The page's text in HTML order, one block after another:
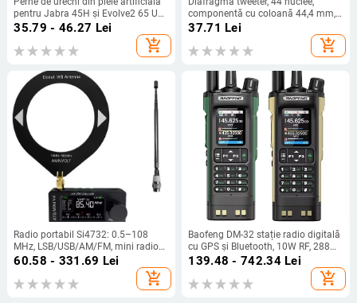
pentru Jabra 45H și Evolve2 65 UC,
montare ușoară, confort la purtare
35.79 - 46.27 Lei
add_shopping_cart
componentă cu coloană 44,4 mm,
driver horn cu bobină – accesorii
37.71 Lei
add_shopping_cart
Radio portabil Si4732: 0.5–108
MHz, LSB/USB/AM/FM, mini radio
de buzunar
60.58 - 331.69 Lei
add_shopping_cart
Baofeng DM-32 stație radio digitală
cu GPS și Bluetooth, 10W RF, 288
canale, baterie Li-ion 2500 mAh
139.48 - 742.34Lei
add_shopping_cart